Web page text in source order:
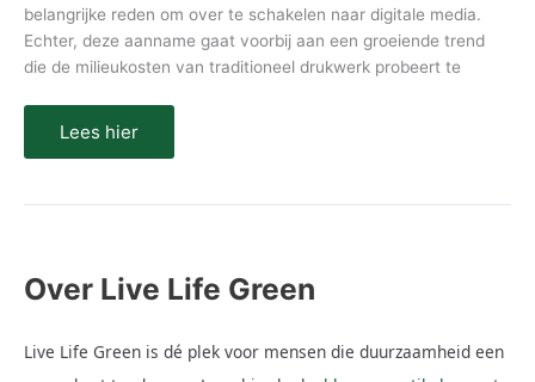
belangrijke reden om over te schakelen naar digitale media.
Echter, deze aanname gaat voorbij aan een groeiende trend
die de milieukosten van traditioneel drukwerk probeert te
Lees hier
Over Live Life Green
Live Life Green is dé plek voor mensen die duurzaamheid een